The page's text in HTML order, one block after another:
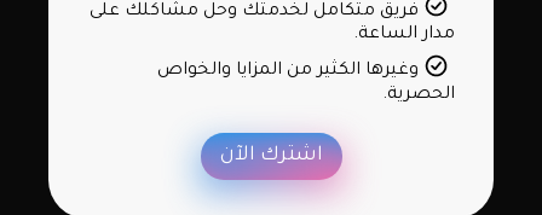
فريق متكامل لخدمتك وحل مشاكلك على
مدار الساعة.
وغيرها الكثير من المزايا والخواص
الحصرية.
اشترك الآن